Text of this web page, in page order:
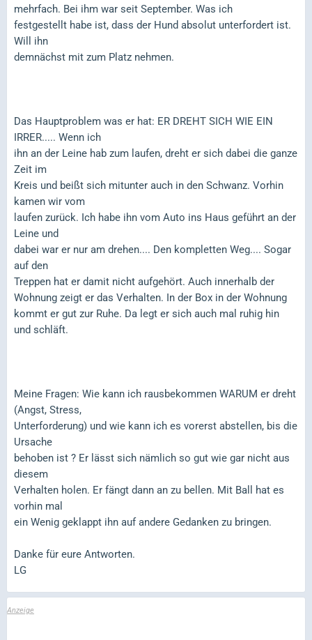
mehrfach. Bei ihm war seit September. Was ich
festgestellt habe ist, dass der Hund absolut unterfordert ist.
Will ihn
demnächst mit zum Platz nehmen.
Das Hauptproblem was er hat: ER DREHT SICH WIE EIN
IRRER..... Wenn ich
ihn an der Leine hab zum laufen, dreht er sich dabei die ganze
Zeit im
Kreis und beißt sich mitunter auch in den Schwanz. Vorhin
kamen wir vom
laufen zurück. Ich habe ihn vom Auto ins Haus geführt an der
Leine und
dabei war er nur am drehen.... Den kompletten Weg.... Sogar
auf den
Treppen hat er damit nicht aufgehört. Auch innerhalb der
Wohnung zeigt er das Verhalten. In der Box in der Wohnung
kommt er gut zur Ruhe. Da legt er sich auch mal ruhig hin
und schläft.
Meine Fragen: Wie kann ich rausbekommen WARUM er dreht
(Angst, Stress,
Unterforderung) und wie kann ich es vorerst abstellen, bis die
Ursache
behoben ist ? Er lässt sich nämlich so gut wie gar nicht aus
diesem
Verhalten holen. Er fängt dann an zu bellen. Mit Ball hat es
vorhin mal
ein Wenig geklappt ihn auf andere Gedanken zu bringen.
Danke für eure Antworten.
LG